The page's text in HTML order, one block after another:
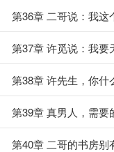
第36章 二哥说：我这
第37章 许觅说：我要
第38章 许先生，你什
第39章 真男人，需要
第40章 二哥的书房别